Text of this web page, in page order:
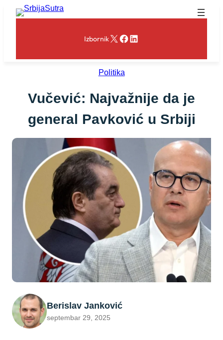
Skoči
IzbornikX Facebook
LinkedIn
Politika
Vučević: Najvažnije da je
general Pavković u Srbiji
Berislav Janković
septembar 29, 2025